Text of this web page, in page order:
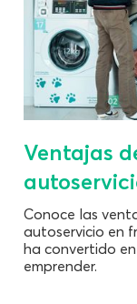
Ventajas
Conoce las
autoservicio en
ha convertido
emprender.